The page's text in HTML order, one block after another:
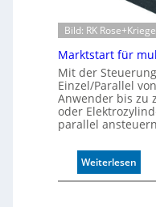
s
e
n
s
o
r
ü
b
r
a
Bild: RK
Marktstart für
Mit der
Einzel/Parallel
Anwender bis zu
oder
parallel
Weiterlesen
M